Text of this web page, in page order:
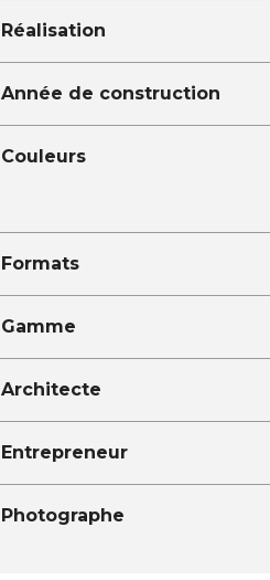
Réalisation
Année de construction
Couleurs
Formats
Gamme
Architecte
Entrepreneur
Photographe